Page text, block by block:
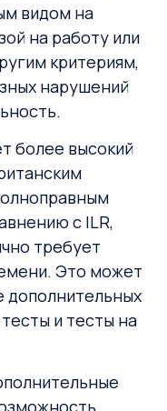
видом на
на работу или
критериям,
нарушений
более высокий
с ILR,
требует
Это может
дополнительных
и тесты на